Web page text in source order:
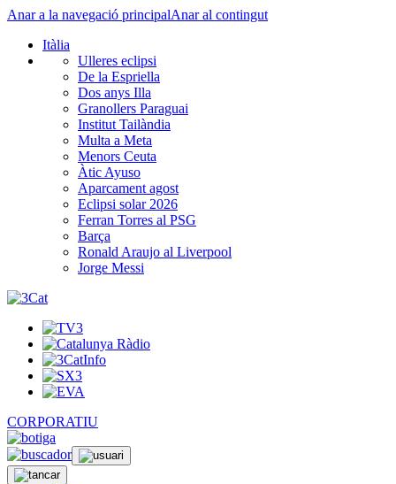
Anar a la navegació principalAnar al contingut
Itàlia
Ulleres eclipsi
De la Espriella
Dos anys Illa
Granollers Paraguai
Institut Tailàndia
Multa a Meta
Menors Ceuta
Àtic Ayuso
Aparcament agost
Eclipsi solar 2026
Ferran Torres al PSG
Barça
Ronald Araujo al Liverpool
Jorge Messi
CORPORATIU